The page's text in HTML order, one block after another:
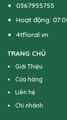
0367955755
Hoạt động:
4tfloral.vn
TRANG CHỦ
Giới Thiệu
Cửa hàng
Liên hệ
Chi nhánh